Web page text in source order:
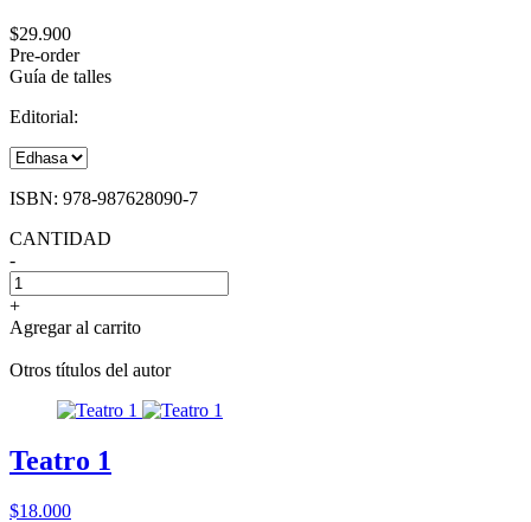
$29.900
Pre-order
Guía de talles
Editorial:
ISBN: 978-987628090-7
CANTIDAD
-
+
Agregar al carrito
Otros títulos del autor
Teatro 1
$18.000